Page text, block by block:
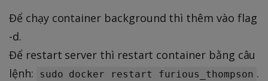
Để chạy container background thì thêm vào flag
-d.
Để restart server thì restart container bằng câu
lệnh:
sudo docker restart furious_thompson .